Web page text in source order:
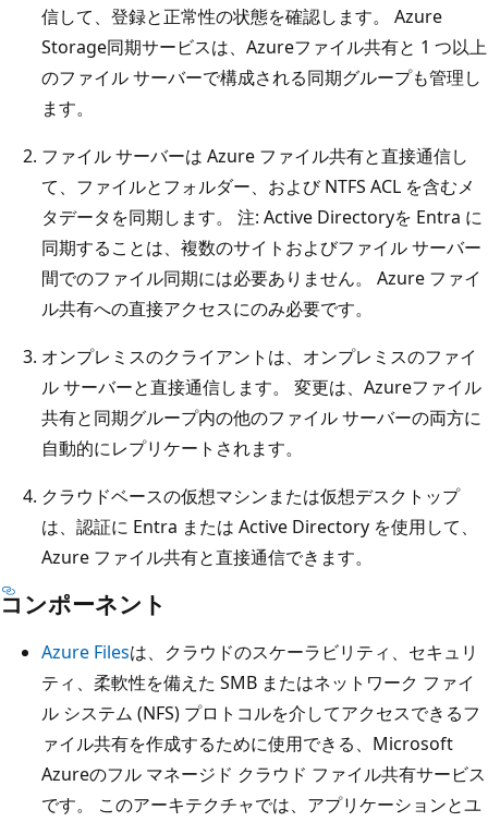
信して、登録と正常性の状態を確認します。 Azure
Storage同期サービスは、Azureファイル共有と 1 つ以上
のファイル サーバーで構成される同期グループも管理し
ます。
ファイル サーバーは Azure ファイル共有と直接通信し
て、ファイルとフォルダー、および NTFS ACL を含むメ
タデータを同期します。 注: Active Directoryを Entra に
同期することは、複数のサイトおよびファイル サーバー
間でのファイル同期には必要ありません。 Azure ファイ
ル共有への直接アクセスにのみ必要です。
オンプレミスのクライアントは、オンプレミスのファイ
ル サーバーと直接通信します。 変更は、Azureファイル
共有と同期グループ内の他のファイル サーバーの両方に
自動的にレプリケートされます。
クラウドベースの仮想マシンまたは仮想デスクトップ
は、認証に Entra または Active Directory を使用して、
Azure ファイル共有と直接通信できます。
コンポーネント
Azure Filesは、クラウドのスケーラビリティ、セキュリ
ティ、柔軟性を備えた SMB またはネットワーク ファイ
ル システム (NFS) プロトコルを介してアクセスできるフ
ァイル共有を作成するために使用できる、Microsoft
Azureのフル マネージド クラウド ファイル共有サービス
です。 このアーキテクチャでは、アプリケーションとユ